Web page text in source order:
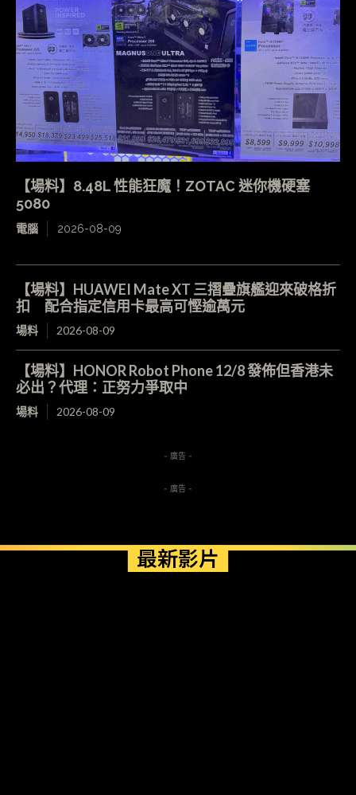
【場料】8.48L 性能狂魔！ZOTAC 迷你機硬塞
5080
電腦 2026-08-09
【場料】HUAWEI Mate XT 三摺疊旗艦迎來破格折
扣 配合指定信用卡最高可慳逾萬元
場料 2026-08-09
【場料】HONOR Robot Phone 12/8 發佈但香港未
必出？代理：正努力爭取中
場料 2026-08-09
- 廣告 -
- 廣告 -
最新影片